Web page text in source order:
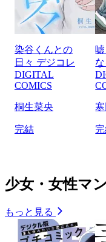
染谷くんとの
日々 デジコレ
DIGITAL
COMICS
桐生菜央
完結
少女・女性マ
もっと見る